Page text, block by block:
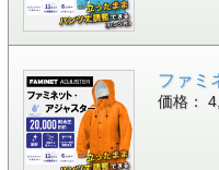
ファミ
価格：